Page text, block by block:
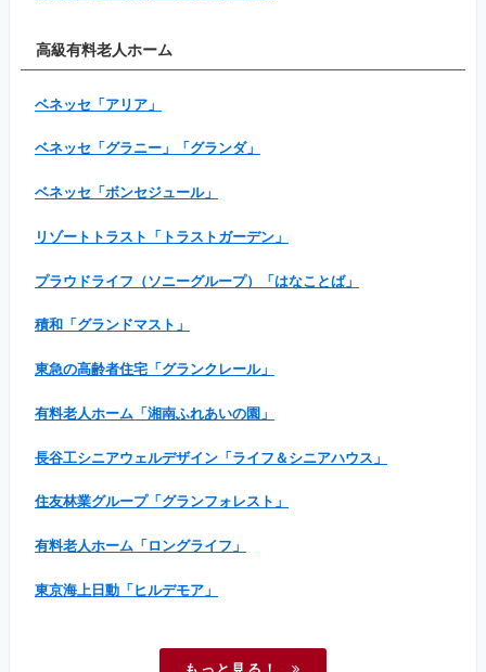
高級有料老人ホーム
ベネッセ「アリア」
ベネッセ「グラニー」「グランダ」
ベネッセ「ボンセジュール」
リゾートトラスト「トラストガーデン」
プラウドライフ（ソニーグループ）「はなことば」
積和「グランドマスト」
東急の高齢者住宅「グランクレール」
有料老人ホーム「湘南ふれあいの園」
長谷工シニアウェルデザイン「ライフ＆シニアハウス」
住友林業グループ「グランフォレスト」
有料老人ホーム「ロングライフ」
東京海上日動「ヒルデモア」